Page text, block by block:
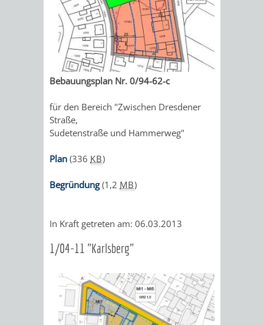
Bebauungsplan Nr. 0/94-62-c
für den Bereich "Zwischen Dresdener
Straße,
Sudetenstraße und Hammerweg"
Plan (336 KB)
Begründung(1,2 MB)
In Kraft getreten am: 06.03.2013
1/04-11 "Karlsberg"